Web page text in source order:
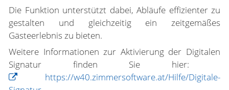
Die Funktion unterstützt dabei, Abläufe effizienter zu
gestalten und gleichzeitig ein zeitgemäßes
Gästeerlebnis zu bieten.
Weitere Informationen zur Aktivierung der Digitalen
Signatur finden Sie hier:
https://w40.zimmersoftware.at/Hilfe/Digitale-